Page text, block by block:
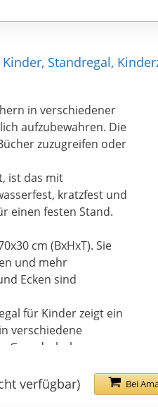
Standregal,
in verschiedener
aufzubewahren. Die
zuzugreifen oder
ist das mit
kratzfest und
einen festen Stand.
cm (BxHxT). Sie
und mehr
Ecken sind
für Kinder zeigt ein
verschiedene
Grundschule,
die Sicherheit bei der
Anleitung und des
Bei
verfügbar)